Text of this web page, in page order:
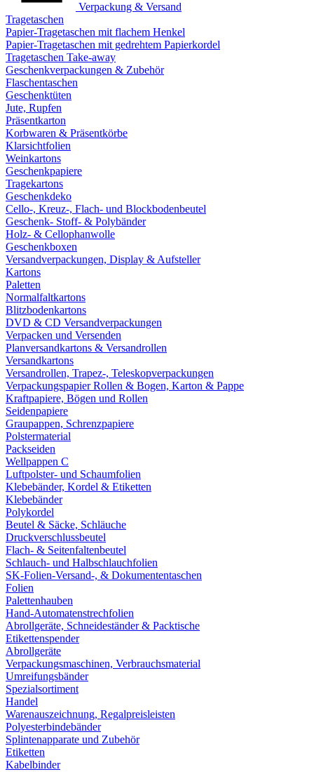
Verpackung & Versand
Tragetaschen
Papier-Tragetaschen mit flachem Henkel
Papier-Tragetaschen mit gedrehtem Papierkordel
Tragetaschen Take-away
Geschenkverpackungen & Zubehör
Flaschentaschen
Geschenktüten
Jute, Rupfen
Präsentkarton
Korbwaren & Präsentkörbe
Klarsichtfolien
Weinkartons
Geschenkpapiere
Tragekartons
Geschenkdeko
Cello-, Kreuz-, Flach- und Blockbodenbeutel
Geschenk- Stoff- & Polybänder
Holz- & Cellophanwolle
Geschenkboxen
Versandverpackungen, Display & Aufsteller
Kartons
Paletten
Normalfaltkartons
Blitzbodenkartons
DVD & CD Versandverpackungen
Verpacken und Versenden
Planversandkartons & Versandrollen
Versandkartons
Versandrollen, Trapez-, Teleskopverpackungen
Verpackungspapier Rollen & Bogen, Karton & Pappe
Kraftpapiere, Bögen und Rollen
Seidenpapiere
Graupappen, Schrenzpapiere
Polstermaterial
Packseiden
Wellpappen C
Luftpolster- und Schaumfolien
Klebebänder, Kordel & Etiketten
Klebebänder
Polykordel
Beutel & Säcke, Schläuche
Druckverschlussbeutel
Flach- & Seitenfaltenbeutel
Schlauch- und Halbschlauchfolien
SK-Folien-Versand-, & Dokumententaschen
Folien
Palettenhauben
Hand-Automatenstrechfolien
Abrollgeräte, Schneideständer & Packtische
Etikettenspender
Abrollgeräte
Verpackungsmaschinen, Verbrauchsmaterial
Umreifungsbänder
Spezialsortiment
Handel
Warenauszeichnung, Regalpreisleisten
Polyesterbindebänder
Splintenapparate und Zubehör
Etiketten
Kabelbinder